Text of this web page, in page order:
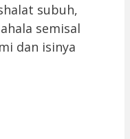
subuh,
semisal
dan isinya